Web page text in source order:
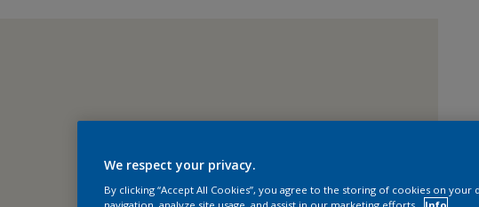
We respect your privacy.
By clicking “Accept All Cookies”, you agree to the storing of cookies on your